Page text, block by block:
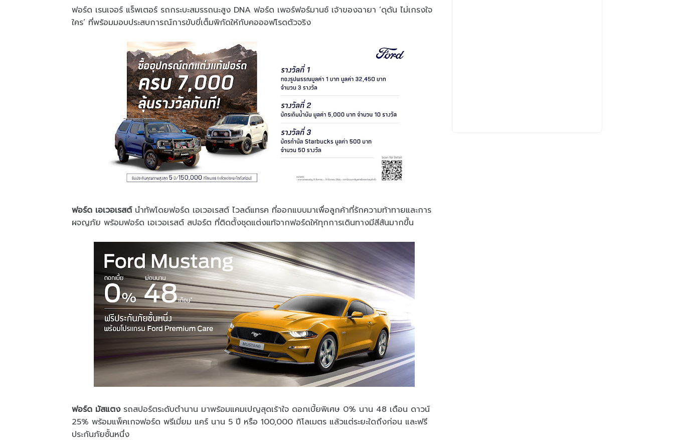
ฟอร์ด เรนเจอร์ แร็พเตอร์ รถกระบะสมรรถนะสูง DNA ฟอร์ด เพอร์ฟอร์มานซ์ เจ้าของฉายา ‘ดุดัน ไม่เกรงใจ
ใคร’ ที่พร้อมมอบประสบการณ์การขับขี่เต็มพิกัดให้กับคอออฟโรดตัวจริง
ฟอร์ด เอเวอเรสต์นำทัพโดยฟอร์ด เอเวอเรสต์ ไวลด์แทรค ที่ออกแบบมาเพื่อลูกค้าที่รักความท้าทายและการ
ผจญภัย พร้อมฟอร์ด เอเวอเรสต์ สปอร์ต ที่ติดตั้งชุดแต่งแท้จากฟอร์ดให้ทุกการเดินทางมีสีสันมากขึ้น
ฟอร์ด มัสแตงรถสปอร์ตระดับตำนาน มาพร้อมแคมเปญสุดเร้าใจ ดอกเบี้ยพิเศษ 0% นาน 48 เดือน ดาวน์
25% พร้อมแพ็คเกจฟอร์ด พรีเมี่ยม แคร์ นาน 5 ปี หรือ 100,000 กิโลเมตร แล้วแต่ระยะใดถึงก่อน และฟรี
ประกันภัยชั้นหนึ่ง